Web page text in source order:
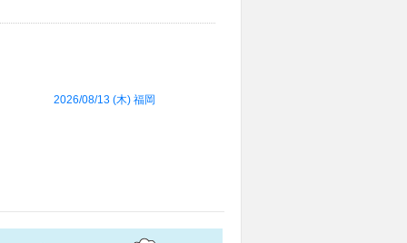
2026/08/13 (木) 福岡